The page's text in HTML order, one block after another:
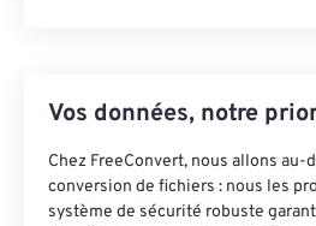
Vos données, notre
Chez FreeConvert, nous allons au-
conversion de fichiers : nous les
système de sécurité robuste